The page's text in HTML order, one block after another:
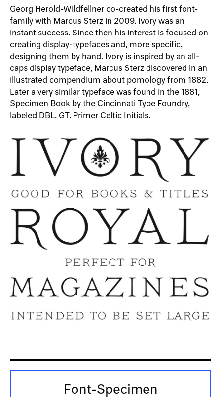
Georg Herold-Wildfellner co-created his first font-
family with Marcus Sterz in 2009. Ivory was an
instant success. Since then his interest is focused on
creating display-typefaces and, more specific,
designing them by hand. Ivory is inspired by an all-
caps display typeface, Marcus Sterz discovered in an
illustrated compendium about pomology from 1882.
Later a very similar typeface was found in the 1881,
Specimen Book by the Cincinnati Type Foundry,
labeled DBL. GT. Primer Celtic Initials.
Font-Specimen